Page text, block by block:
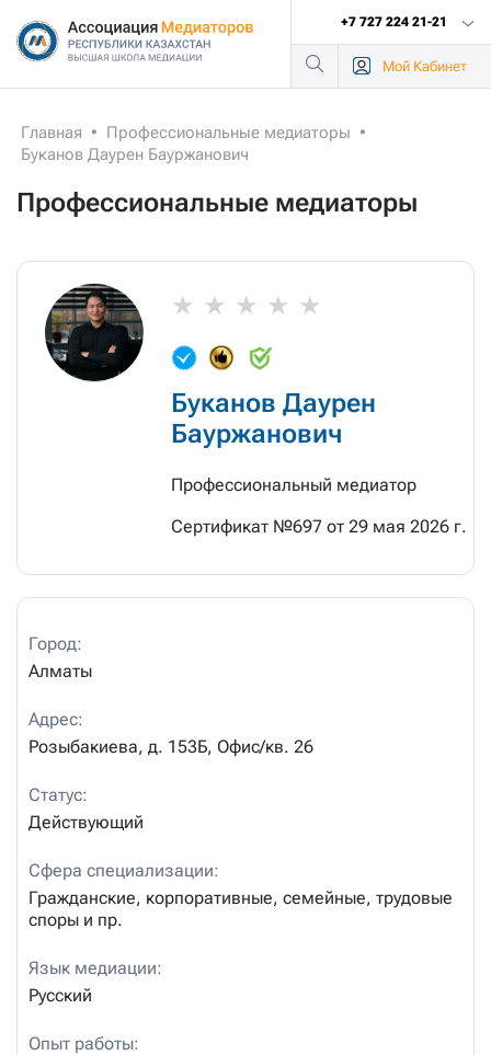
+7 727 224 21-21
МойКабинет
Главная • Профессиональные медиаторы •
Буканов Даурен Бауржанович
Профессиональные медиаторы
Буканов Даурен
Бауржанович
Профессиональный медиатор
Сертификат №697 от 29 мая 2026 г.
Город:
Алматы
Адрес:
Розыбакиева, д. 153Б, Офис/кв. 26
Статус:
Действующий
Сфера специализации:
Гражданские, корпоративные, семейные, трудовые
споры и пр.
Язык медиации:
Русский
Опыт работы: